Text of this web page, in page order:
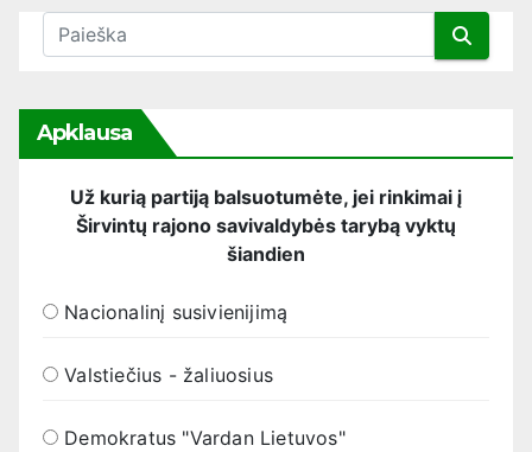
Apklausa
Už kurią partiją balsuotumėte, jei rinkimai į
Širvintų rajono savivaldybės tarybą vyktų
šiandien
Nacionalinį susivienijimą
Valstiečius - žaliuosius
Demokratus "Vardan Lietuvos"